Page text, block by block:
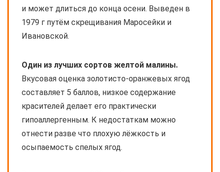
и может длиться до конца осени. Выведен в
1979 г путём скрещивания Маросейки и
Ивановской.
Один из лучших сортов желтой малины.
Вкусовая оценка золотисто-оранжевых ягод
составляет 5 баллов, низкое содержание
красителей делает его практически
гипоаллергенным. К недостаткам можно
отнести разве что плохую лёжкость и
осыпаемость спелых ягод.